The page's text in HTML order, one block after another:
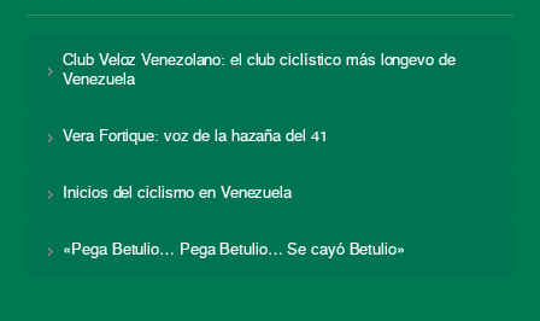
Club Veloz Venezolano: el club ciclístico más longevo de
Venezuela
Vera Fortique: voz de la hazaña del 41
Inicios del ciclismo en Venezuela
«Pega Betulio… Pega Betulio… Se cayó Betulio»